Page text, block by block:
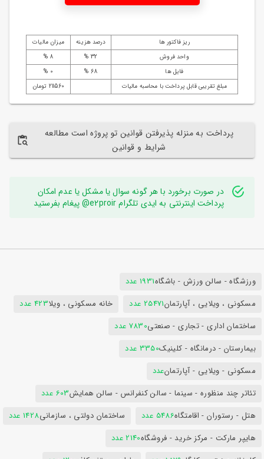
ریز فاکتور ها درصد هزینه
میزان مالیات
واحد فروش
32 %
8 %
فایل ها
68 %
0 %
مبلغ تقریبی قابل پرداخت با محاسبه مالیات
211560 تومان
پرداخت به منزله پذیرفتن قوانین تو پروژه است مطالعه
شرایط و قوانین
در صورت برخورد با هر گونه سوال یا مشکل یا عدم امکان
پرداخت اینترنتی به ایدی تلگرام e2proir@ پیغام بفرستید
ورزشگاه - سالن ورزش - باشگاه1931 عدد
مسکونی ، ویلایی ، آپارتمان25471 عدد خانه مسکونی ، ویلا423 عدد
ساختمان اداری - تجاری - صنعتی7830 عدد
بیمارستان - درمانگاه - کلینیک3350 عدد
مسکونی - ویلایی - آپارتمانعدد
تئاتر چند منظوره - سینما - سالن کنفرانس - سالن همایش603 عدد
هتل - رستوران - اقامتگاه5486 عدد ساختمان دولتی ، سازمانی1428 عدد
هایپر مارکت - مرکز خرید - فروشگاه2140 عدد